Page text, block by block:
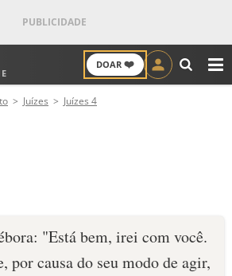
DOAR ❤️
Juízes Juízes 4
"Está bem, irei com você.
por causa do seu modo de agir,